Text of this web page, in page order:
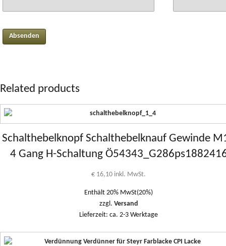
Related products
Schalthebelknopf Schalthebelknauf Gewinde
4 Gang H-Schaltung
€ 16,10 inkl. MwSt.
Enthält 20% MwSt(20%)
zzgl. Versand
Lieferzeit: ca. 2-3 Werktage